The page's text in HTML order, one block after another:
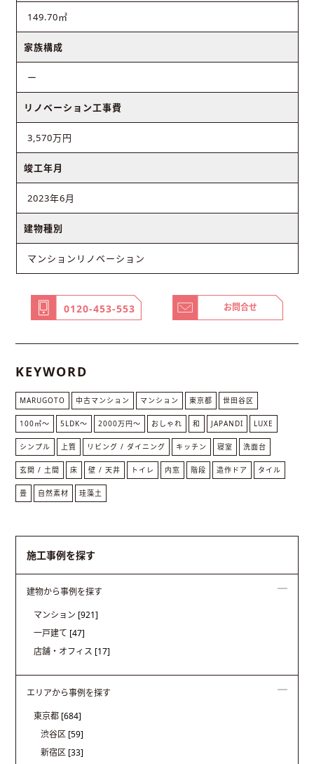
149.70㎡
家族構成
ー
リノベーション工事費
3,570万円
竣工年月
2023年6月
建物種別
マンションリノベーション
0120-453-553 お問合せ
KEYWORD
MARUGOTO 中古マンション マンション 東京都 世田谷区
100㎡〜 5LDK〜 2000万円〜 おしゃれ 和 JAPANDI LUXE
シンプル 上質 リビング / ダイニング キッチン 寝室 洗面台
玄関 / 土間 床 壁 / 天井 トイレ 内窓 階段 造作ドア タイル
畳 自然素材 珪藻土
施工事例を探す
建物から事例を探す
マンション [921]
一戸建て [47]
店舗・オフィス [17]
エリアから事例を探す
東京都 [684]
渋谷区 [59]
新宿区 [33]